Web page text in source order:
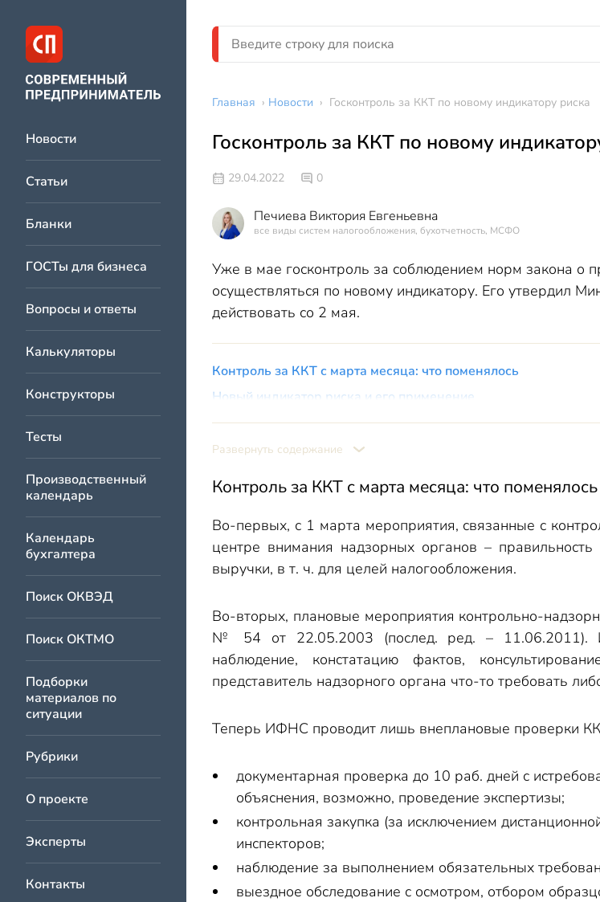
Новости
Статьи
Бланки
ГОСТы для бизнеса
Вопросы и ответы
Калькуляторы
Конструкторы
Тесты
Производственный
календарь
Календарь
бухгалтера
Поиск ОКВЭД
Поиск ОКТМО
Подборки
материалов по
ситуации
Рубрики
О проекте
Эксперты
Контакты
Главная › Новости › Госконтроль за ККТ по новому индикатору риска
Госконтроль за ККТ по новому
29.04.2022 0
Печиева Виктория Евгеньевна
все виды систем налогообложения, бухотчетность, МСФО
Уже в мае госконтроль за соблюдением норм закона о
осуществляться по новому индикатору. Его утвердил
действовать со 2 мая.
Контроль за ККТ с марта месяца: что поменялось
Новый индикатор риска и его применение
Развернуть содержание
Контроль за ККТ с марта месяца: что поменялось
Во-первых, с 1 марта мероприятия, связанные с
центре внимания надзорных органов –
выручки, в т. ч. для целей налогообложения.
Во-вторых, плановые мероприятия контрольно-
№ 54 от 22.05.2003 (послед. ред. – 11.06.2011).
наблюдение, констатацию фактов,
представитель надзорного органа что-то требовать
Теперь ИФНС проводит лишь внеплановые проверки
документарная проверка до 10 раб. дней с
объяснения, возможно, проведение экспертизы;
контрольная закупка (за исключением
инспекторов;
наблюдение за выполнением обязательных
выездное обследование с осмотром, отбором